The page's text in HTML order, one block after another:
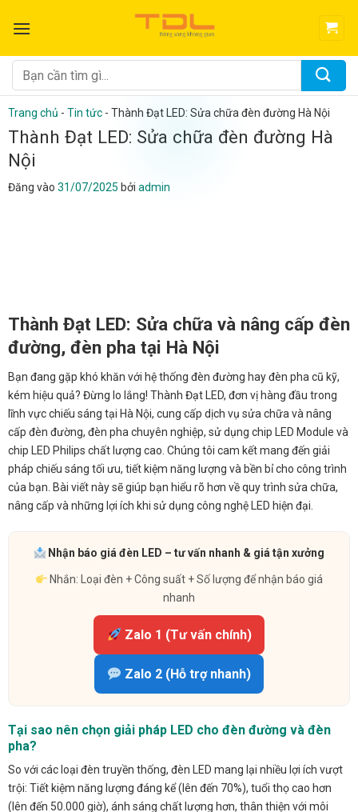
qua
dung
Tìm
kiếm:
Trang chủ - Tin tức - Thành Đạt LED: Sửa chữa đèn đường Hà Nội
Thành Đạt LED: Sửa chữa đèn đường Hà
Nội
Đăng vào 31/07/2025 bởi admin
Thành Đạt LED: Sửa chữa và nâng cấp đèn
đường, đèn pha tại Hà Nội
Bạn đang gặp khó khăn với hệ thống đèn đường hay đèn pha cũ kỹ,
kém hiệu quả? Đừng lo lắng! Thành Đạt LED, đơn vị hàng đầu trong
lĩnh vực chiếu sáng tại Hà Nội, cung cấp dịch vụ sửa chữa và nâng
cấp đèn đường, đèn pha chuyên nghiệp, sử dụng chip LED Module và
chip LED Philips chất lượng cao. Chúng tôi cam kết mang đến giải
pháp chiếu sáng tối ưu, tiết kiệm năng lượng và bền bỉ cho công trình
của bạn. Bài viết này sẽ giúp bạn hiểu rõ hơn về quy trình sửa chữa,
nâng cấp và những lợi ích khi sử dụng công nghệ LED hiện đại.
Nhận báo giá đèn LED – tư vấn nhanh & giá tận xưởng
Nhắn: Loại đèn + Công suất + Số lượng để nhận báo giá
nhanh
Zalo 1 (Tư vấn chính)
Zalo 2 (Hỗ trợ nhanh)
Tại sao nên chọn giải pháp LED cho đèn đường và đèn
pha?
So với các loại đèn truyền thống, đèn LED mang lại nhiều lợi ích vượt
trội: Tiết kiệm năng lượng đáng kể (lên đến 70%), tuổi thọ cao hơn
(lên đến 50.000 giờ), ánh sáng chất lượng hơn, thân thiện với môi